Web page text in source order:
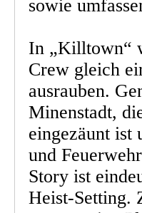
sowie
In „Killtown“
Crew gleich
ausrauben.
Minenstadt,
eingezäunt ist
und
Story ist
Heist-Setting.